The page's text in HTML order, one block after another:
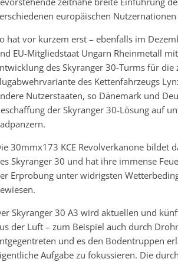
europäischen
hat vor kurzem erst – ebenfalls im
EU-Mitgliedstaat Ungarn Rheinmetall
des Skyranger 30-Turms für die
des Kettenfahrzeugs
Nutzerstaaten, so Dänemark und
der Skyranger 30-Lösung auf
30mmx173 KCE Revolverkanone bildet
Skyranger 30 und hat ihre immense
Erprobung unter widrigsten
Skyranger 30 A3 wird aktuellen und
der Luft – zum Beispiel auch durch
und es den Bodentruppen
Aufgabe zu fokussieren. Die